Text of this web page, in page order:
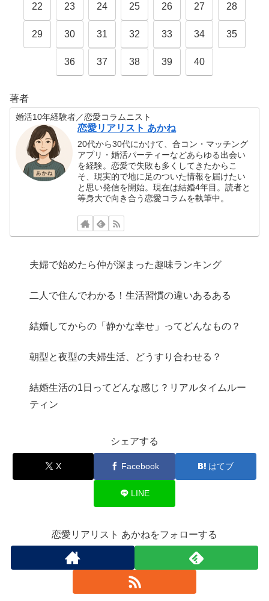
22 23 24 25 26 27 28
29 30 31 32 33 34 35
36 37 38 39 40
著者
婚活10年経験者／恋愛コラムニスト
恋愛リアリスト あかね
20代から30代にかけて、合コン・マッチング
アプリ・婚活パーティーなどあらゆる出会い
を経験。恋愛で失敗も多くしてきたからこ
そ、現実的で地に足のついた情報を届けたい
と思い発信を開始。現在は結婚4年目。読者と
等身大で向き合う恋愛コラムを執筆中。
夫婦で始めたら仲が深まった趣味ランキング
二人で住んでわかる！生活習慣の違いあるある
結婚してからの「静かな幸せ」ってどんなもの？
朝型と夜型の夫婦生活、どうすり合わせる？
結婚生活の1日ってどんな感じ？リアルタイムルー
ティン
シェアする
X Facebook はてブ
LINE
恋愛リアリスト あかねをフォローする